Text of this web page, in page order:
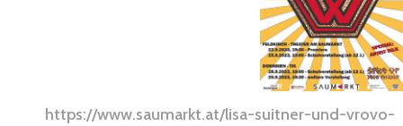
https://www.saumarkt.at/lisa-suitner-und-vrovo-